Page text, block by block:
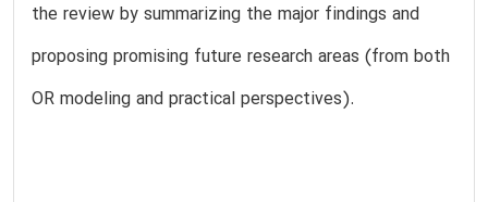
the review by summarizing the major findings and
proposing promising future research areas (from both
OR modeling and practical perspectives).